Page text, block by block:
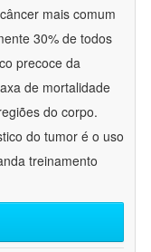
mais comum
30% de todos
precoce da
de mortalidade
do corpo.
do tumor é o uso
treinamento